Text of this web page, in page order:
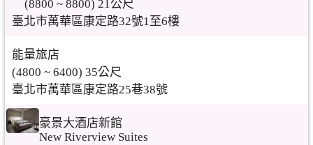
(8800 ~ 8800) 21公尺
臺北市萬華區康定路32號1至6樓
能量旅店
(4800 ~ 6400) 35公尺
臺北市萬華區康定路25巷38號
豪景大酒店新館
New Riverview Suites